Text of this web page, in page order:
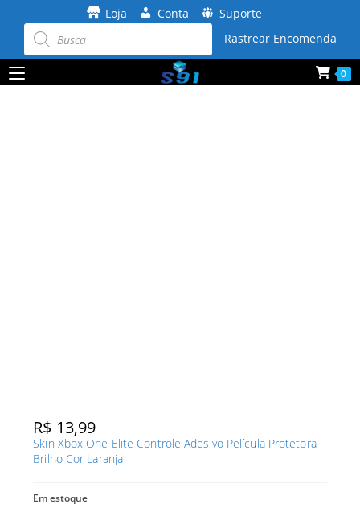
conteúdo
Loja Conta Suporte
Pesquisar
produtos Rastrear Encomenda
0
R$ 13,99
Skin Xbox One Elite Controle Adesivo Película Protetora
Brilho Cor Laranja
Em estoque